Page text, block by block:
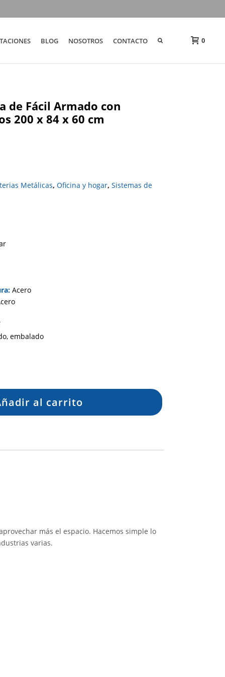
BLOG NOSOTROS CONTACTO 0
de Fácil Armado con
200 x 84 x 60 cm
Metálicas, Oficina y hogar, Sistemas de
Acero
embalado
al carrito
más el espacio. Hacemos simple lo
varias.